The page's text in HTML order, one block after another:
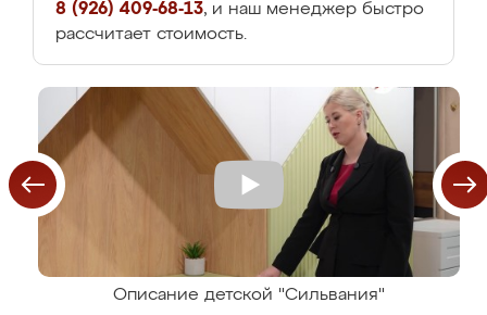
8 (926) 409-68-13, и наш менеджер быстро
рассчитает стоимость.
Описание детской "Сильвания"